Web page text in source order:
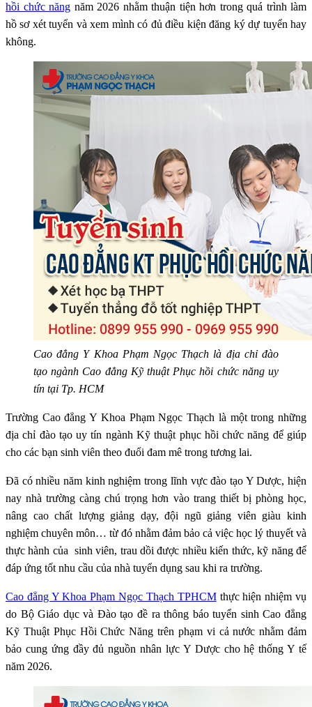
hồi chức năng năm 2026 nhằm thuận tiện hơn trong quá trình làm
hồ sơ xét tuyển và xem mình có đủ điều kiện đăng ký dự tuyển hay
không.
Cao đẳng Y Khoa Phạm Ngọc Thạch là địa chỉ đào
tạo ngành Cao đẳng Kỹ thuật Phục hồi chức năng uy
tín tại Tp. HCM
Trường Cao đẳng Y Khoa Phạm Ngọc Thạch là một trong những
địa chỉ đào tạo uy tín ngành Kỹ thuật phục hồi chức năng để giúp
cho các bạn sinh viên theo đuổi đam mê trong tương lai.
Đã có nhiều năm kinh nghiệm trong lĩnh vực đào tạo Y Dược, hiện
nay nhà trường càng chú trọng hơn vào trang thiết bị phòng học,
nâng cao chất lượng giảng dạy, đội ngũ giảng viên giàu kinh
nghiệm chuyên môn… từ đó nhằm đảm bảo cả việc học lý thuyết và
thực hành của sinh viên, trau dồi được nhiều kiến thức, kỹ năng để
đáp ứng tốt nhu cầu của nhà tuyển dụng sau khi ra trường.
Cao đẳng Y Khoa Phạm Ngọc Thạch TPHCMthực hiện nhiệm vụ
do Bộ Giáo dục và Đào tạo đề ra thông báo tuyển sinh Cao đẳng
Kỹ Thuật Phục Hồi Chức Năng trên phạm vi cả nước nhằm đảm
bảo cung ứng đầy đủ nguồn nhân lực Y Dược cho hệ thống Y tế
năm 2026.